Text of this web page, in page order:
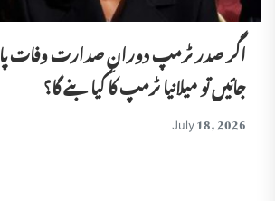
اگر صدر ٹرمپ دورانِ صدارت وفات پا
جائیں تو میلانیا ٹرمپ کا کیا بنے گا؟
July 18, 2026